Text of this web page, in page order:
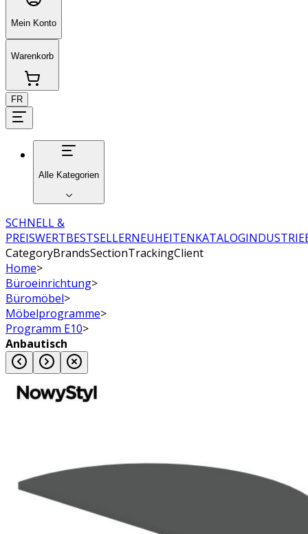
Mein Konto
Warenkorb
FR
Alle Kategorien
SCHNELL &
PREISWERTBESTSELLERNEUHEITENKATALOG
CategoryBrandsSectionTrackingClient
Home>
Büroeinrichtung>
Büromöbel>
Möbelprogramme>
Programm E10>
Anbautisch